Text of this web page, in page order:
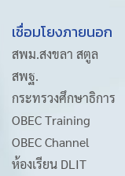
เชื่อมโยงภายนอก
สพม.สงขลา สตูล
สพฐ.
กระทรวงศึกษาธิการ
OBEC Training
OBEC Channel
ห้องเรียน DLIT